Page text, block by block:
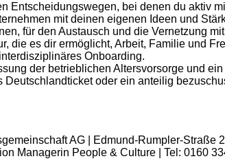
Entscheidungswegen, bei denen du aktiv
mit deinen eigenen Ideen und
für den Austausch und die Vernetzung
die es dir ermöglicht, Arbeit, Familie und
Onboarding.
der betrieblichen Altersvorsorge und
Deutschlandticket oder ein anteilig
AG | Edmund-Rumpler-Straße
Managerin People & Culture | Tel: 0160